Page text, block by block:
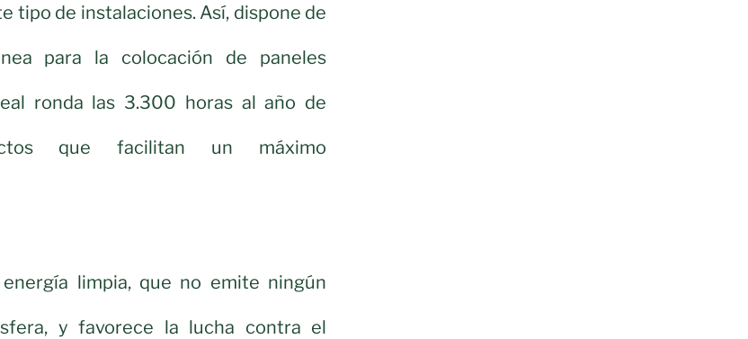
tipo de instalaciones. Así, dispone de
para la colocación de paneles
ronda las 3.300 horas al año de
que facilitan un máximo
limpia, que no emite ningún
y favorece la lucha contra el